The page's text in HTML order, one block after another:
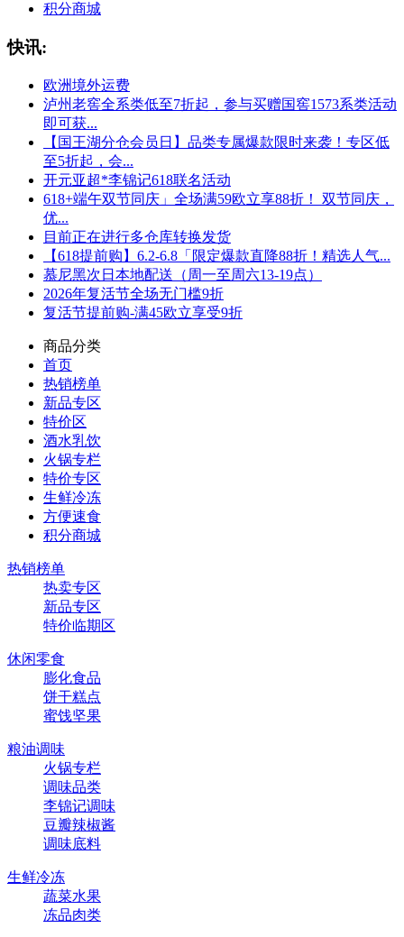
积分商城
快讯:
欧洲境外运费
泸州老窖全系类低至7折起，参与买赠国窖1573系类活动
即可获...
【国王湖分仓会员日】品类专属爆款限时来袭！专区低
至5折起，会...
开元亚超*李锦记618联名活动
618+端午双节同庆」全场满59欧立享88折！ 双节同庆，
优...
目前正在进行多仓库转换发货
【618提前购】6.2-6.8「限定爆款直降88折！精选人气...
慕尼黑次日本地配送（周一至周六13-19点）
2026年复活节全场无门槛9折
复活节提前购-满45欧立享受9折
商品分类
首页
热销榜单
新品专区
特价区
酒水乳饮
火锅专栏
特价专区
生鲜冷冻
方便速食
积分商城
热销榜单
热卖专区
新品专区
特价临期区
休闲零食
膨化食品
饼干糕点
蜜饯坚果
粮油调味
火锅专栏
调味品类
李锦记调味
豆瓣辣椒酱
调味底料
生鲜冷冻
蔬菜水果
冻品肉类